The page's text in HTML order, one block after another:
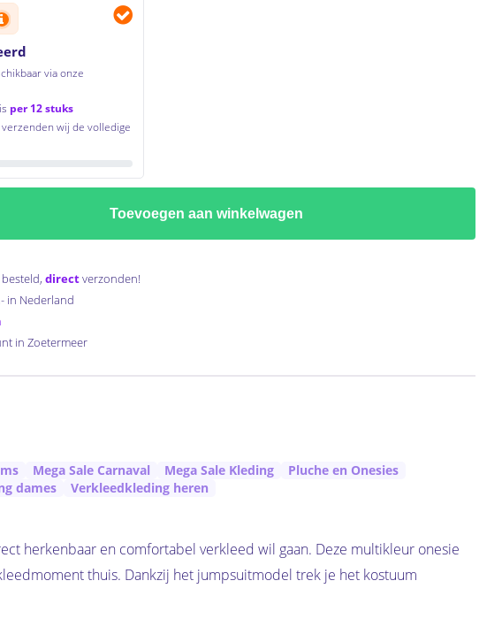
via onze
per 12 stuks
wij de volledige
Toevoegen aan winkelwagen
besteld,directverzonden!
in Nederland
in Zoetermeer
Mega Sale Carnaval Mega Sale Kleding
Pluche en Onesies
dames
Verkleedkleding heren
herkenbaar en comfortabel verkleed wil gaan. Deze multikleur onesie
thuis. Dankzij het jumpsuitmodel trek je het kostuum